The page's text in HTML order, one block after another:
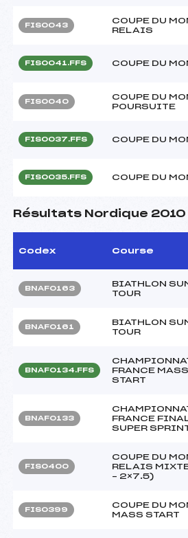
FIS0043
COUPE DU
RELAIS
FIS0041.FFS COUPE DU
FIS0040
COUPE DU
POURSUITE
FIS0037.FFS COUPE DU
FIS0035.FFS COUPE DU
Résultats Nordique 2010
Codex Course
BNAF0163
BIATHLON
TOUR
BNAF0161
BIATHLON
TOUR
BNAF0134.FFS
FRANCE MASS
START
BNAF0133
FRANCE
SUPER
FIS0400
COUPE DU
RELAIS
– 2×7.5)
FIS0399
COUPE DU
MASS START